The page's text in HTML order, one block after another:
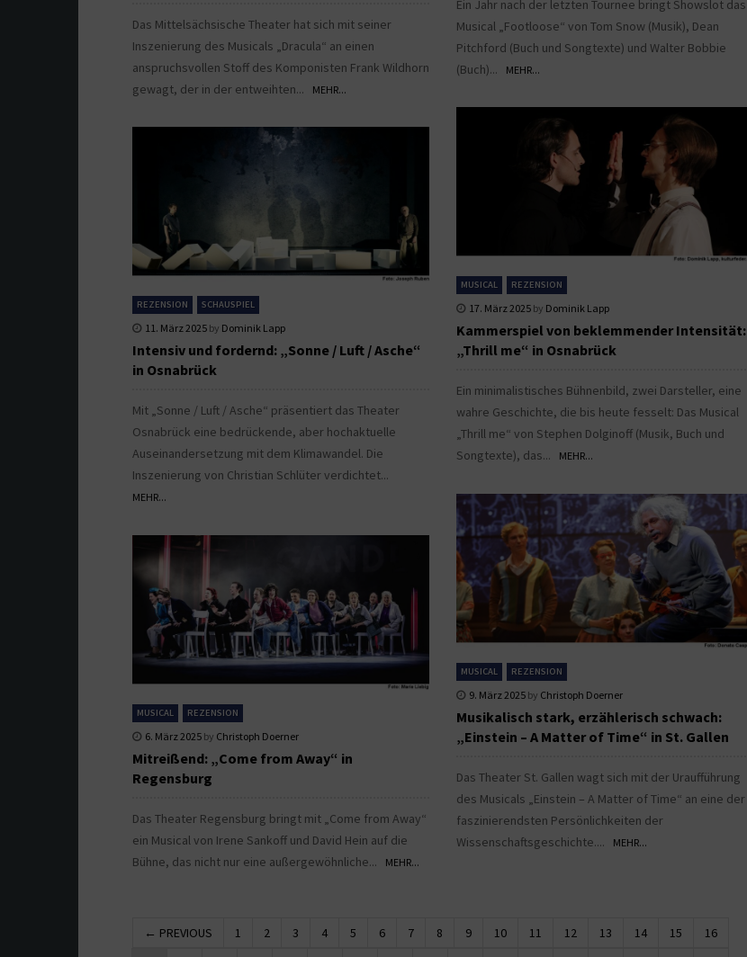
Ein Jahr nach der letzten Tournee bringt Showslot das
Musical „Footloose“ von Tom Snow (Musik), Dean
Pitchford (Buch und Songtexte) und Walter Bobbie
(Buch)...
MEHR...
Das Mittelsächsische Theater hat sich mit seiner
Inszenierung des Musicals „Dracula“ an einen
anspruchsvollen Stoff des Komponisten Frank Wildhorn
gewagt, der in der entweihten...
MEHR...
MUSICAL REZENSION
17. März 2025 by Dominik Lapp
Kammerspiel von beklemmender Intensität:
„Thrill me“ in Osnabrück
Ein minimalistisches Bühnenbild, zwei Darsteller, eine
wahre Geschichte, die bis heute fesselt: Das Musical
„Thrill me“ von Stephen Dolginoff (Musik, Buch und
Songtexte), das...
MEHR...
REZENSION SCHAUSPIEL
11. März 2025 by Dominik Lapp
Intensiv und fordernd: „Sonne / Luft / Asche“
in Osnabrück
Mit „Sonne / Luft / Asche“ präsentiert das Theater
Osnabrück eine bedrückende, aber hochaktuelle
Auseinandersetzung mit dem Klimawandel. Die
Inszenierung von Christian Schlüter verdichtet...
MEHR...
MUSICAL REZENSION
9. März 2025 by Christoph Doerner
Musikalisch stark, erzählerisch schwach:
„Einstein – A Matter of Time“ in St. Gallen
Das Theater St. Gallen wagt sich mit der Uraufführung
des Musicals „Einstein – A Matter of Time“ an eine der
faszinierendsten Persönlichkeiten der
Wissenschaftsgeschichte....
MEHR...
MUSICAL REZENSION
6. März 2025 by Christoph Doerner
Mitreißend: „Come from Away“ in
Regensburg
Das Theater Regensburg bringt mit „Come from Away“
ein Musical von Irene Sankoff und David Hein auf die
Bühne, das nicht nur eine außergewöhnliche...
MEHR...
← PREVIOUS 1 2 3 4 5 6 7 8 9 10 11 12 13 14 15
16